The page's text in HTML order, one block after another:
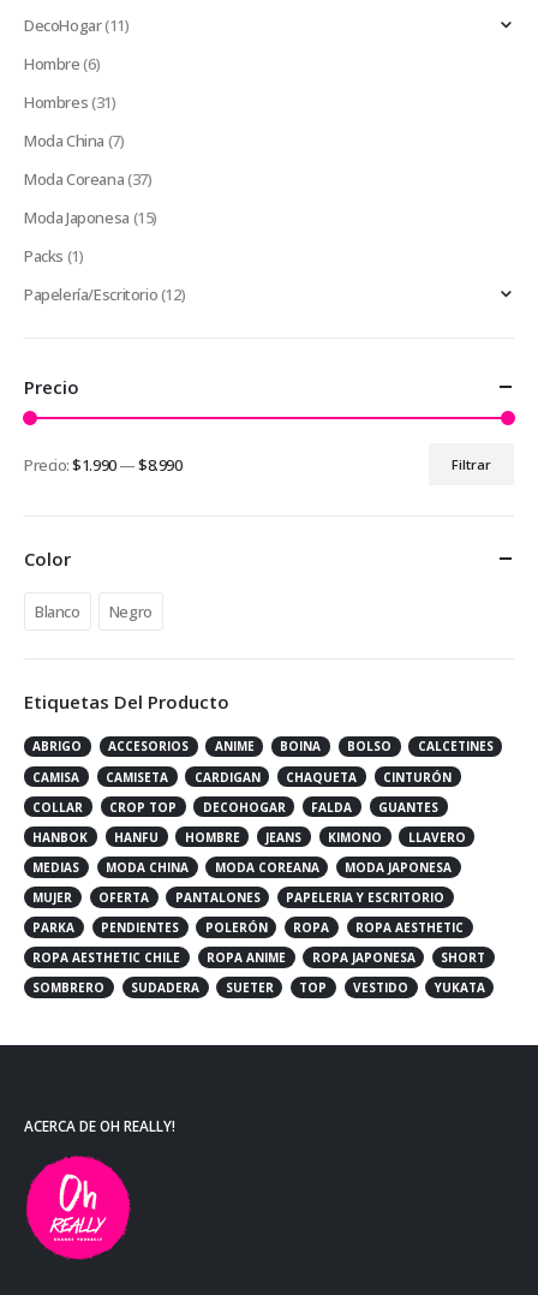
DecoHogar(11)
Hombre(6)
Hombres(31)
Moda China (7)
Moda Coreana(37)
Moda Japonesa (15)
Packs (1)
Papelería/Escritorio(12)
Precio
Precio
Precio
Filtrar
Precio:$1.990—$8.990
Color
Blanco Negro
Etiquetas Del Producto
ABRIGO ACCESORIOS ANIME BOINA BOLSO
CALCETINES
CAMISA
CAMISETA CARDIGAN CHAQUETA
CINTURÓN
COLLAR
CROP TOP DECOHOGAR FALDA
GUANTES
HANBOK
HANFU HOMBRE JEANS KIMONO
LLAVERO
MEDIAS
MODA CHINA MODA COREANA
MODA JAPONESA
MUJER
OFERTA PANTALONES
PAPELERIA Y ESCRITORIO
PARKA
PENDIENTES POLERÓN ROPA
ROPA AESTHETIC
ROPA AESTHETIC CHILE
ROPA ANIME ROPA JAPONESA
SHORT
SOMBRERO
SUDADERA SUETER TOP VESTIDO YUKATA
ACERCA DE OH REALLY!